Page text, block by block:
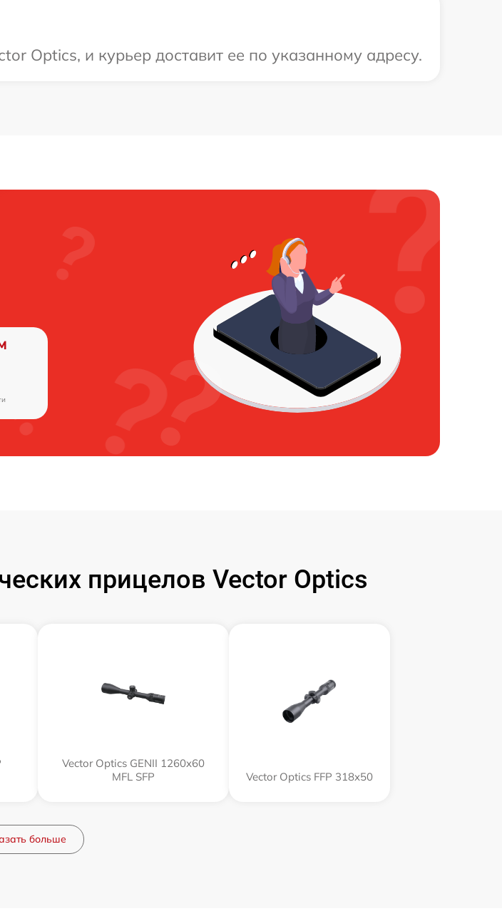
Optics, и курьер доставит ее по указанному адресу.
прицелов Vector Optics
Vector Optics GENII 1260x60
MFL SFP
Vector Optics FFP 318x50
больше